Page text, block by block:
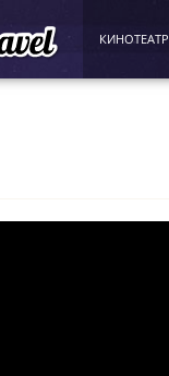
КИНОТЕАТР